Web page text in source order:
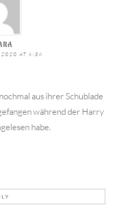
2020 AT 6:36
aus ihrer Schublade
während der Harry
habe.